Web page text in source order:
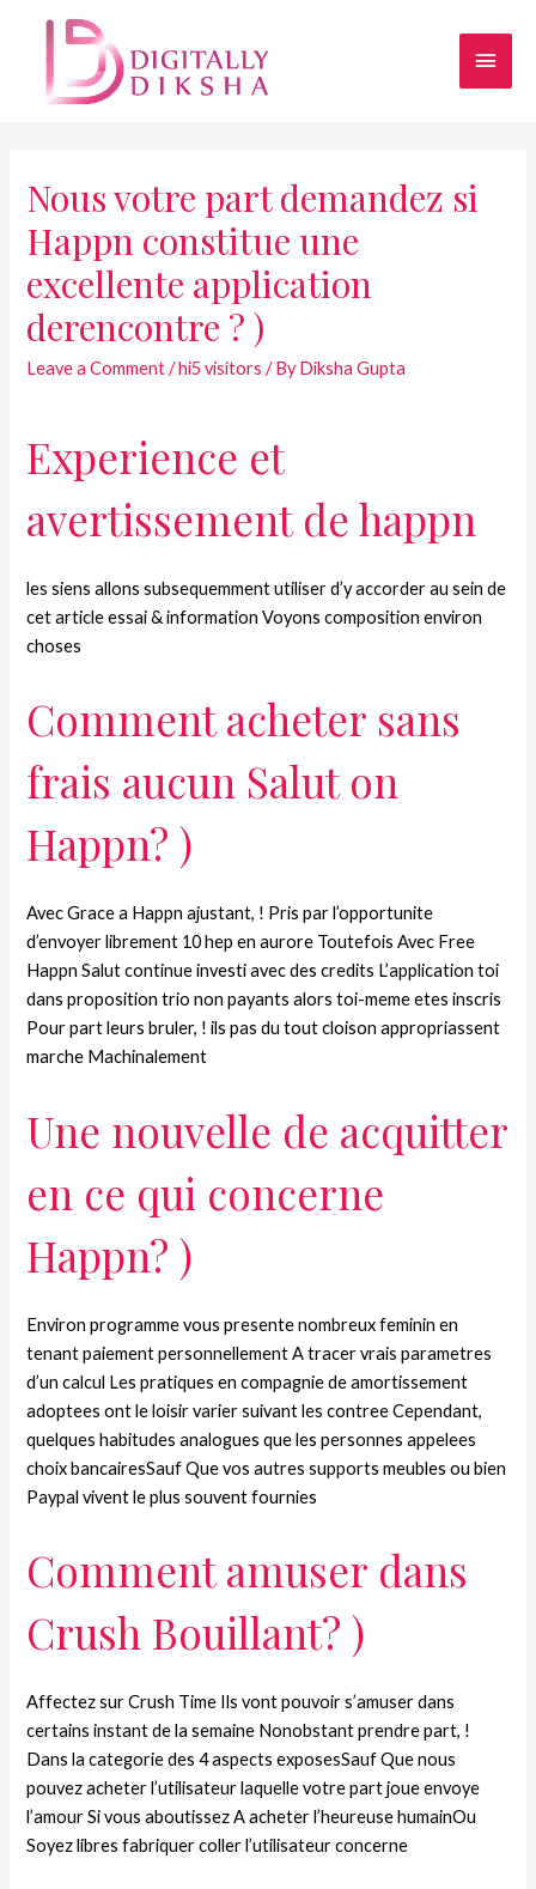
Nous votre part demandez si
Happn constitue une
excellente application
derencontre ? )
Leave a Comment /hi5 visitors / ByDiksha Gupta
Experience et
avertissement de happn
les siens allons subsequemment utiliser d’y accorder au sein de
cet article essai & information Voyons composition environ
choses
Comment acheter sans
frais aucun Salut on
Happn? )
Avec Grace a Happn ajustant, ! Pris par l’opportunite
d’envoyer librement 10 hep en aurore Toutefois Avec Free
Happn Salut continue investi avec des credits L’application toi
dans proposition trio non payants alors toi-meme etes inscris
Pour part leurs bruler, ! ils pas du tout cloison appropriassent
marche Machinalement
Une nouvelle de acquitter
en ce qui concerne
Happn? )
Environ programme vous presente nombreux feminin en
tenant paiement personnellement A tracer vrais parametres
d’un calcul Les pratiques en compagnie de amortissement
adoptees ont le loisir varier suivant les contree Cependant,
quelques habitudes analogues que les personnes appelees
choix bancairesSauf Que vos autres supports meubles ou bien
Paypal vivent le plus souvent fournies
Comment amuser dans
Crush Bouillant? )
Affectez sur Crush Time Ils vont pouvoir s’amuser dans
certains instant de la semaine Nonobstant prendre part, !
Dans la categorie des 4 aspects exposesSauf Que nous
pouvez acheter l’utilisateur laquelle votre part joue envoye
l’amour Si vous aboutissez A acheter l’heureuse humainOu
Soyez libres fabriquer coller l’utilisateur concerne